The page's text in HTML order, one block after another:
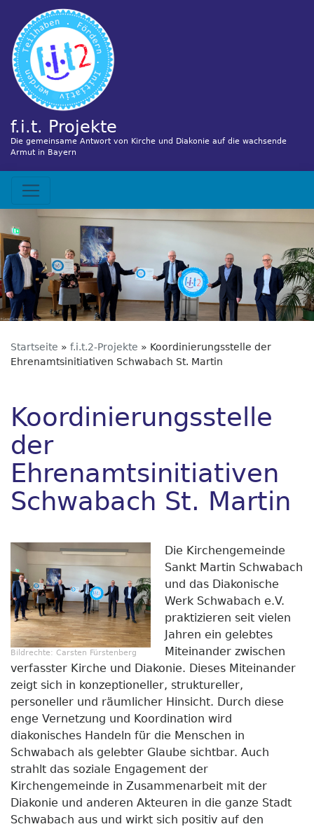
zum
Inhalt
f.i.t. Projekte
Die gemeinsame Antwort von Kirche und Diakonie auf die wachsende
Armut in Bayern
Hauptnavigation
Startseite f.i.t.2-Projekte
Koordinierungsstelle der
Ehrenamtsinitiativen Schwabach St. Martin
Koordinierungsstelle
der
Ehrenamtsinitiativen
Schwabach St. Martin
Bildrechte: Carsten Fürstenberg
Die Kirchengemeinde
Sankt Martin Schwabach
und das Diakonische
Werk Schwabach e.V.
praktizieren seit vielen
Jahren ein gelebtes
Miteinander zwischen
verfasster Kirche und Diakonie. Dieses Miteinander
zeigt sich in konzeptioneller, struktureller,
personeller und räumlicher Hinsicht. Durch diese
enge Vernetzung und Koordination wird
diakonisches Handeln für die Menschen in
Schwabach als gelebter Glaube sichtbar. Auch
strahlt das soziale Engagement der
Kirchengemeinde in Zusammenarbeit mit der
Diakonie und anderen Akteuren in die ganze Stadt
Schwabach aus und wirkt sich positiv auf den